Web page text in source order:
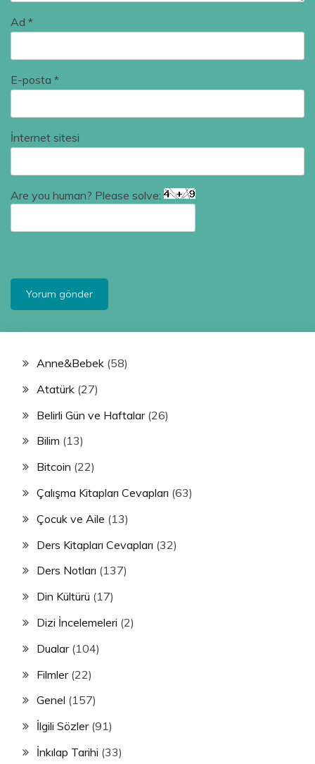
Ad *
E-posta *
İnternet sitesi
Are you human? Please solve:
Anne&Bebek (58)
Atatürk (27)
Belirli Gün ve Haftalar(26)
Bilim (13)
Bitcoin (22)
Çalışma Kitapları Cevapları (63)
Çocuk ve Aile (13)
Ders Kitapları Cevapları (32)
Ders Notları (137)
Din Kültürü (17)
Dizi İncelemeleri (2)
Dualar(104)
Filmler(22)
Genel (157)
İlgili Sözler(91)
İnkılap Tarihi (33)